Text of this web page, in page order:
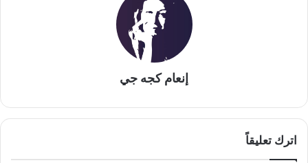
إنعام كجه جي
اترك تعليقاً